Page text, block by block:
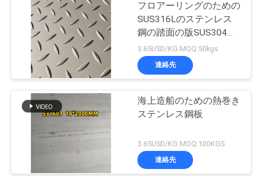
フロアーリングのための
SUS316Lのステンレス
鋼の踏面の版SUS304
SUS316L
3.65USD/KG MOQ:50kgs
連絡先
海上造船のための熱巻き
ステンレス鋼板
3.65USD/KG MOQ:100KGS
連絡先